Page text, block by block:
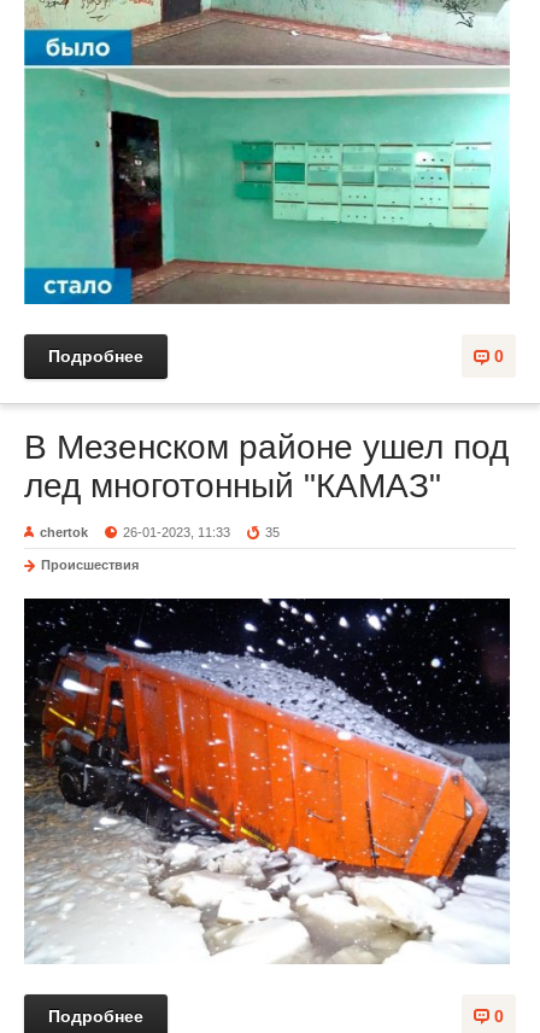
0
Подробнее
В Мезенском районе ушел под
лед многотонный "КАМАЗ"
chertok 26-01-2023, 11:33 35
Происшествия
0
Подробнее